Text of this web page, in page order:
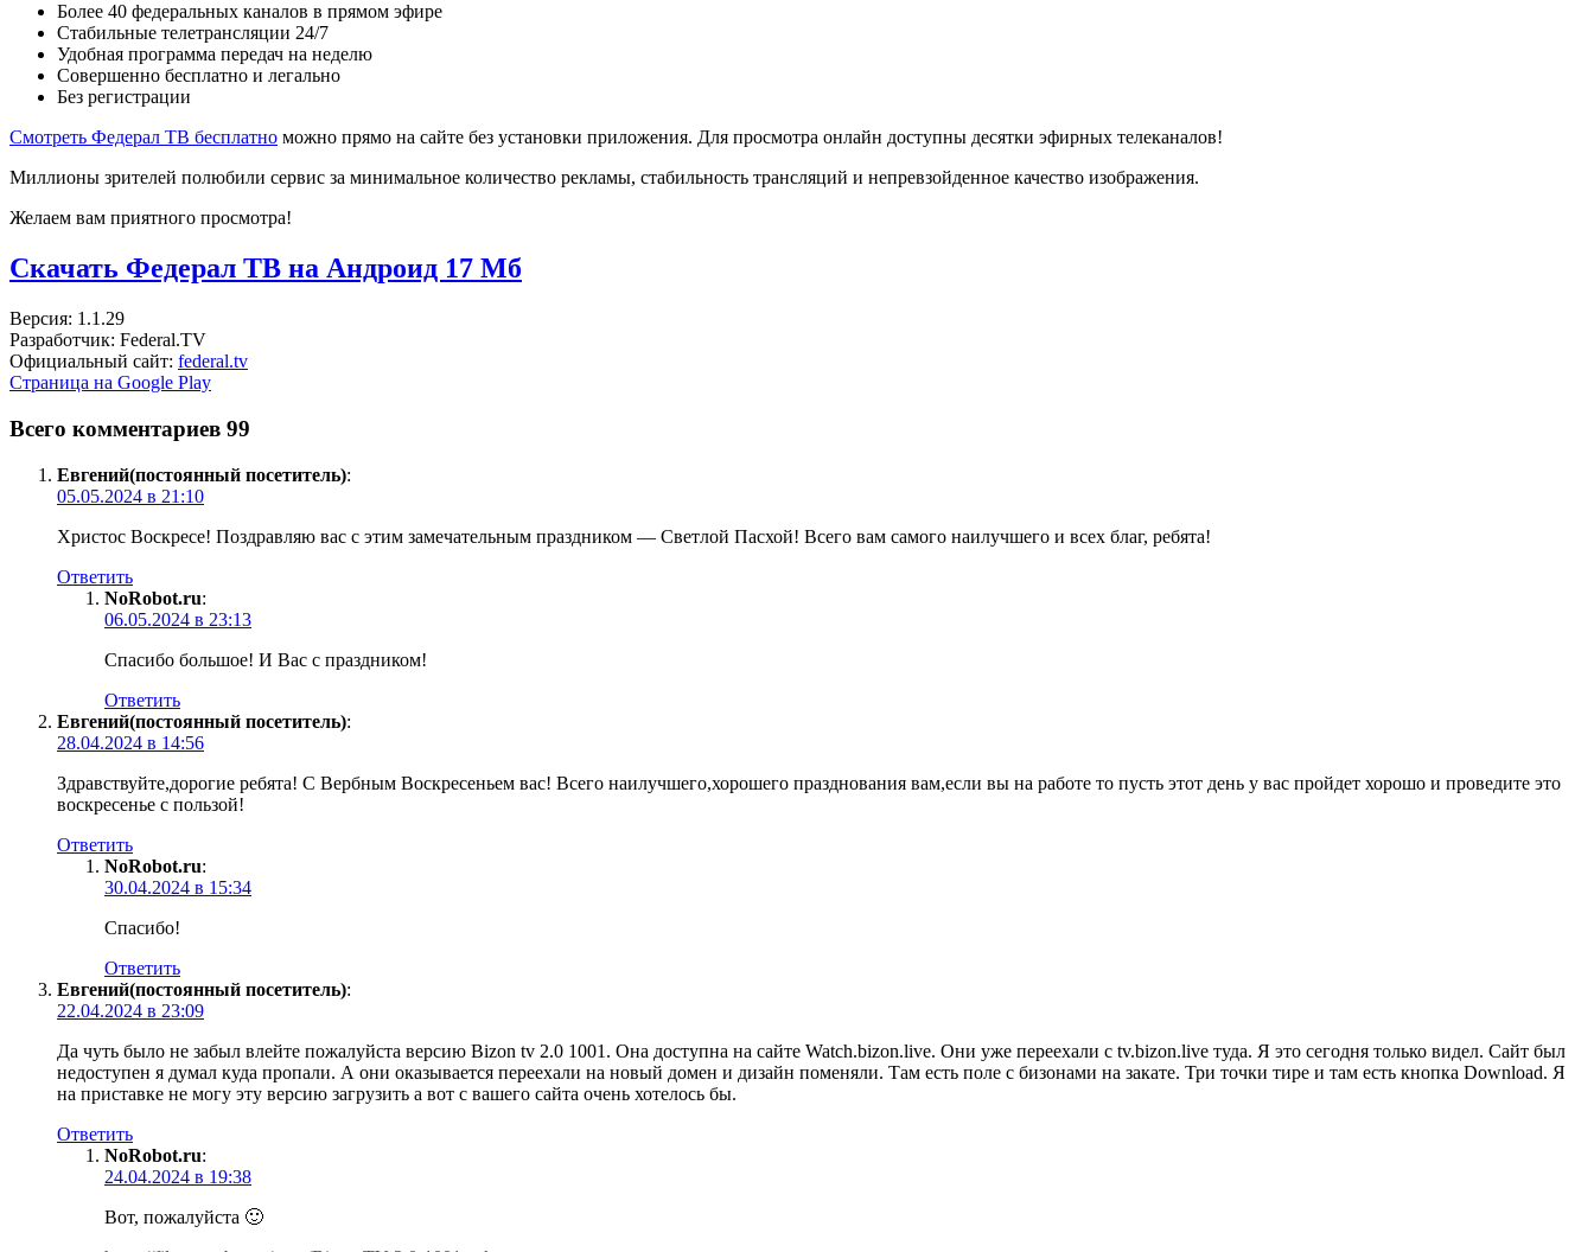
Более 40 федеральных каналов в прямом эфире
Стабильные телетрансляции 24/7
Удобная программа передач на неделю
Совершенно бесплатно и легально
Без регистрации
Смотреть Федерал ТВ бесплатно можно прямо на сайте без установки приложения. Для просмотра онлайн доступны десятки эфирных телеканалов!
Миллионы зрителей полюбили сервис за минимальное количество рекламы, стабильность трансляций и непревзойденное качество изображения.
Желаем вам приятного просмотра!
Скачать Федерал ТВ на Андроид 17 Мб
Версия: 1.1.29
Разработчик: Federal.TV
Официальный сайт: federal.tv
Страница на Google Play
Всего комментариев 99
Евгений(постоянный посетитель):
05.05.2024 в 21:10
Христос Воскресе! Поздравляю вас с этим замечательным праздником — Светлой Пасхой! Всего вам самого наилучшего и всех благ, ребята!
Ответить
NoRobot.ru:
06.05.2024 в 23:13
Спасибо большое! И Вас с праздником!
Ответить
Евгений(постоянный посетитель):
28.04.2024 в 14:56
Здравствуйте,дорогие ребята! С Вербным Воскресеньем вас! Всего наилучшего,хорошего празднования вам,если вы на работе то пусть этот день у вас пройдет хорошо и проведите это
воскресенье с пользой!
Ответить
NoRobot.ru:
30.04.2024 в 15:34
Спасибо!
Ответить
Евгений(постоянный посетитель):
22.04.2024 в 23:09
Да чуть было не забыл влейте пожалуйста версию Bizon tv 2.0 1001. Она доступна на сайте Watch.bizon.live. Они уже переехали с tv.bizon.live туда. Я это сегодня только видел. Сайт был
недоступен я думал куда пропали. А они оказывается переехали на новый домен и дизайн поменяли. Там есть поле с бизонами на закате. Три точки тире и там есть кнопка Download. Я
на приставке не могу эту версию загрузить а вот с вашего сайта очень хотелось бы.
Ответить
NoRobot.ru:
24.04.2024 в 19:38
Вот, пожалуйста 🙂